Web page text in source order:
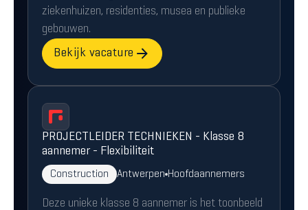
ziekenhuizen, residenties, musea en publieke
gebouwen.
Bekijk vacature
PROJECTLEIDER TECHNIEKEN - Klasse 8
aannemer - Flexibiliteit
Construction Antwerpen Hoofdaannemers
Deze unieke klasse 8 aannemer is het toonbeeld